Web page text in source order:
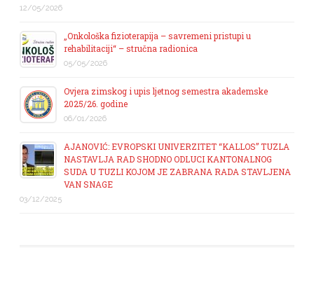
12/05/2026
„Onkološka fizioterapija – savremeni pristupi u
rehabilitaciji“ – stručna radionica
05/05/2026
Ovjera zimskog i upis ljetnog semestra akademske
2025/26. godine
06/01/2026
AJANOVIĆ: EVROPSKI UNIVERZITET “KALLOS” TUZLA
NASTAVLJA RAD SHODNO ODLUCI KANTONALNOG
SUDA U TUZLI KOJOM JE ZABRANA RADA STAVLJENA
VAN SNAGE
03/12/2025